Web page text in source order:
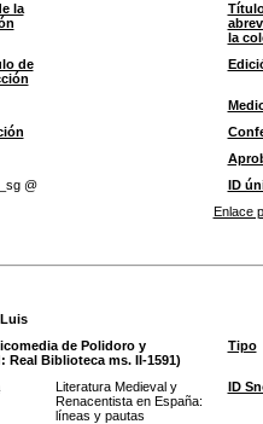
la
la
de
@
ID
Enlace
de Polidoro y
Real Biblioteca ms. II-1591)
Tipo
Literatura Medieval y
Renacentista en España:
líneas y pautas
ID